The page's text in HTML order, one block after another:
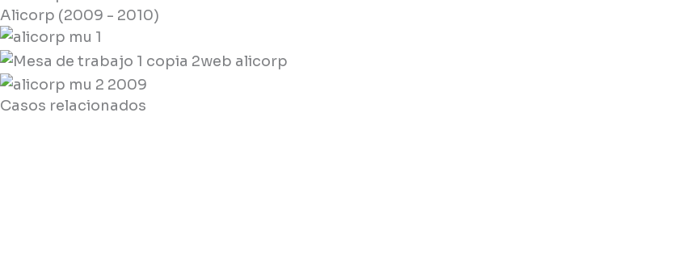
Alicorp (2009 - 2010)
Casos relacionados